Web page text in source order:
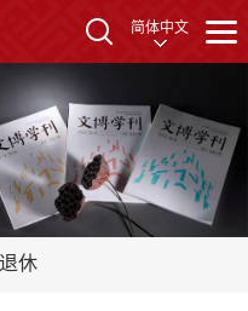
简体中文
休